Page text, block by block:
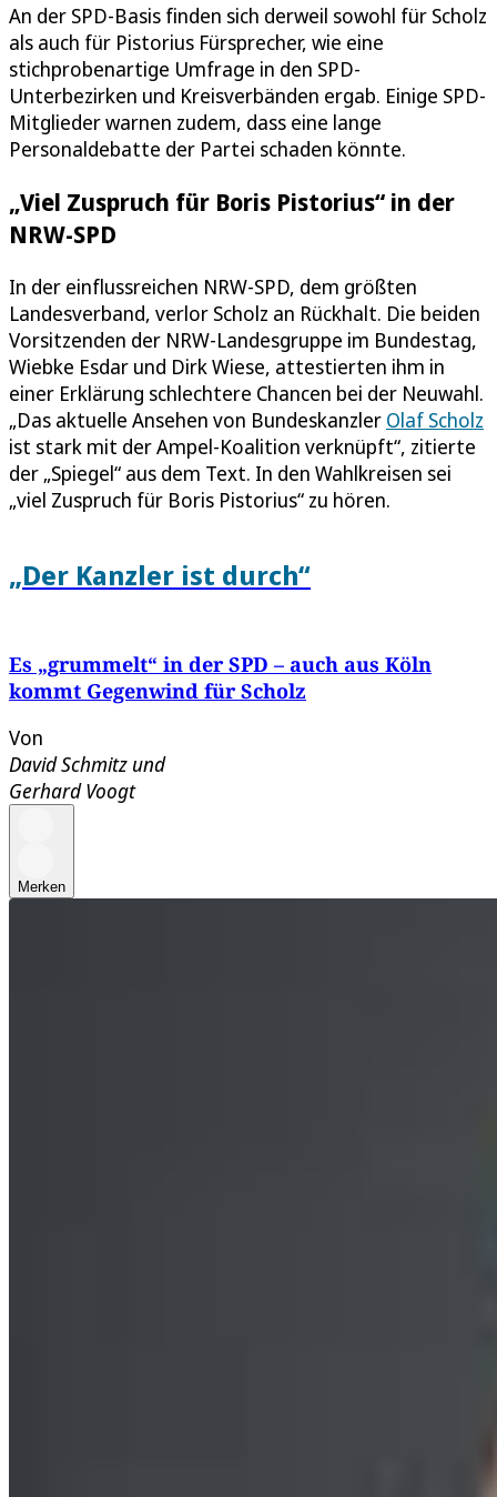
An der SPD-Basis finden sich derweil sowohl für Scholz
als auch für Pistorius Fürsprecher, wie eine
stichprobenartige Umfrage in den SPD-
Unterbezirken und Kreisverbänden ergab. Einige SPD-
Mitglieder warnen zudem, dass eine lange
Personaldebatte der Partei schaden könnte.
„Viel Zuspruch für Boris Pistorius“ in der
NRW-SPD
In der einflussreichen NRW-SPD, dem größten
Landesverband, verlor Scholz an Rückhalt. Die beiden
Vorsitzenden der NRW-Landesgruppe im Bundestag,
Wiebke Esdar und Dirk Wiese, attestierten ihm in
einer Erklärung schlechtere Chancen bei der Neuwahl.
„Das aktuelle Ansehen von Bundeskanzler Olaf Scholz
ist stark mit der Ampel-Koalition verknüpft“, zitierte
der „Spiegel“ aus dem Text. In den Wahlkreisen sei
„viel Zuspruch für Boris Pistorius“ zu hören.
„Der Kanzler ist durch“
Es „grummelt“ in der SPD – auch aus Köln
kommt Gegenwind für Scholz
Von
David Schmitz und
Gerhard Voogt
Merken